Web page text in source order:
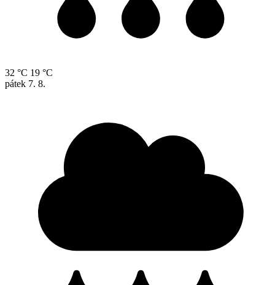
32 °C 19 °C
pátek 7. 8.